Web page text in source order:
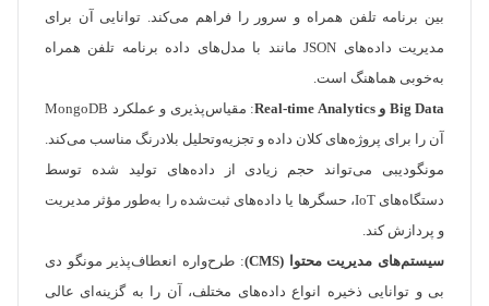
بین برنامه تلفن همراه و سرور را فراهم می‌کند. توانایی آن برای
مدیریت داده‌های JSON مانند با مدل‌های داده برنامه تلفن همراه
به‌خوبی هماهنگ است.
Big Data و Real-time Analytics
: مقیاس‌پذیری و عملکرد MongoDB
آن را برای پروژه‌های کلان داده و تجزیه‌وتحلیل بلادرنگ مناسب می‌کند.
مونگودیبی می‌تواند حجم زیادی از داده‌های تولید شده توسط
دستگاه‌های IoT، حسگرها یا داده‌های ثبت‌شده را به‌طور مؤثر مدیریت
و پردازش کند.
سیستم‌های مدیریت محتوا (CMS)
: طرح‌واره انعطاف‌پذیر مونگو دی
بی و توانایی ذخیره انواع داده‌های مختلف، آن را به گزینه‌ای عالی